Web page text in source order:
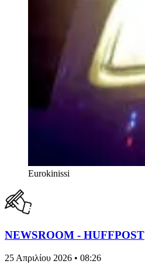
Eurokinissi
NEWSROOM - HUFFPOST
25 Απριλίου 2026 • 08:26